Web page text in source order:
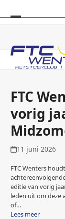
mobile
menu
mobile
menu
FTC
vorig
11 juni 2026
FTC Wenters
editie van vorig
leden uit om deze
of…
Lees meer